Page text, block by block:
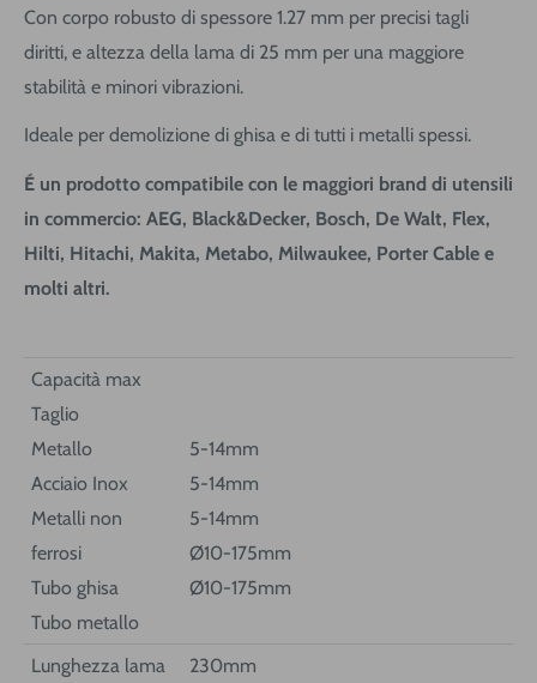
Con corpo robusto di spessore 1.27 mm per precisi tagli
diritti, e altezza della lama di 25 mm per una maggiore
stabilità e minori vibrazioni.
Ideale per demolizione di ghisa e di tutti i metalli spessi.
É un prodotto compatibile con le maggiori brand di utensili
in commercio: AEG, Black&Decker, Bosch, De Walt, Flex,
Hilti, Hitachi, Makita, Metabo, Milwaukee, Porter Cable e
molti altri.
Capacità max
Taglio
Metallo
Acciaio Inox
Metalli non
ferrosi
Tubo ghisa
Tubo metallo
5-14mm
5-14mm
5-14mm
Ø10-175mm
Ø10-175mm
Lunghezza lama
230mm